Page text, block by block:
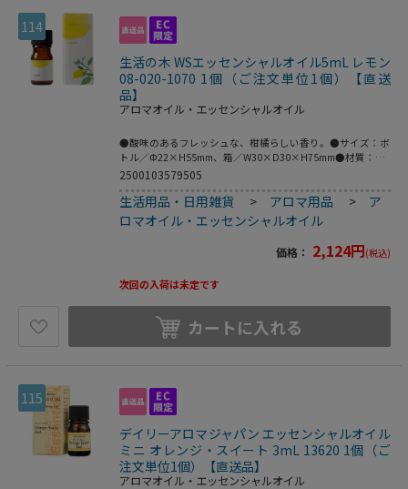
114
生活の木 WSエッセンシャルオイル5mL レモン
08-020-1070 1個（ご注文単位1個）【直送
品】
アロマオイル・エッセンシャルオイル
●酸味のあるフレッシュな、柑橘らしい香り。●サイズ：ボ
トル／Φ22×H55mm、箱／W30×D30×H75mm●材質：ボ
トル／ガラス、キャップ・ドロッパー／プラ●おすすめブレ
様向け商品です。●こちらの商品は取寄せ商品となり納期が
長期間かかる可能性がございます。また、ご発注後のキャン
セルは対応いたしかねますので予めご了承ください。
2500103579505
生活用品・日用雑貨 > アロマ用品 > ア
ロマオイル・エッセンシャルオイル
価格： 2,124円(税込)
次回の入荷は未定です
カートに入れる
115
デイリーアロマジャパン エッセンシャルオイル
ミニ オレンジ・スイート 3mL 13620 1個（ご
注文単位1個）【直送品】
アロマオイル・エッセンシャルオイル